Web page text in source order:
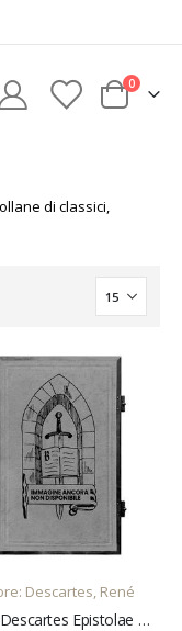
Cart
0elementi
di classici,
AL CARRELLO
Descartes, René
Renati Descartes Epistolae omnes, partim ab auctore Latino sermone conscriptae, partim cum responsis doctorum virorum ex Gallico translatae: in quibus omnis generis quaestiones philosophicae tractantur & explicantur plurimae difficultates quae in reliqui